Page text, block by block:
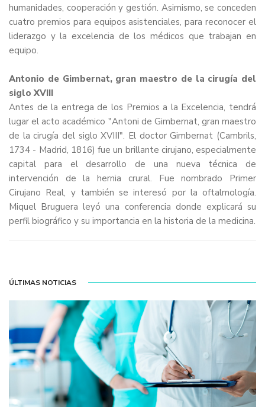
humanidades, cooperación y gestión. Asimismo, se conceden
cuatro premios para equipos asistenciales, para reconocer el
liderazgo y la excelencia de los médicos que trabajan en
equipo.
Antonio de Gimbernat, gran maestro de la cirugía del
siglo XVIII
Antes de la entrega de los Premios a la Excelencia, tendrá
lugar el acto académico "Antoni de Gimbernat, gran maestro
de la cirugía del siglo XVIII". El doctor Gimbernat (Cambrils,
1734 - Madrid, 1816) fue un brillante cirujano, especialmente
capital para el desarrollo de una nueva técnica de
intervención de la hernia crural. Fue nombrado Primer
Cirujano Real, y también se interesó por la oftalmología.
Miquel Bruguera leyó una conferencia donde explicará su
perfil biográfico y su importancia en la historia de la medicina.
ÚLTIMAS NOTICIAS